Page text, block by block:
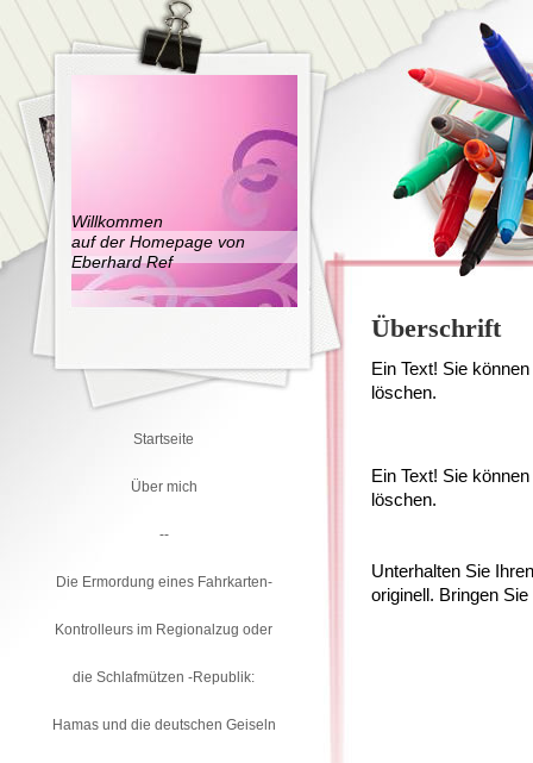
Willkommen
auf der Homepage von
Eberhard Ref
Überschrift
Ein Text! Sie
löschen.
Ein Text! Sie
löschen.
Unterhalten Sie
originell. Bringen
Startseite
Über mich
--
Die Ermordung eines Fahrkarten-
Kontrolleurs im Regionalzug oder
die Schlafmützen -Republik:
Hamas und die deutschen Geiseln